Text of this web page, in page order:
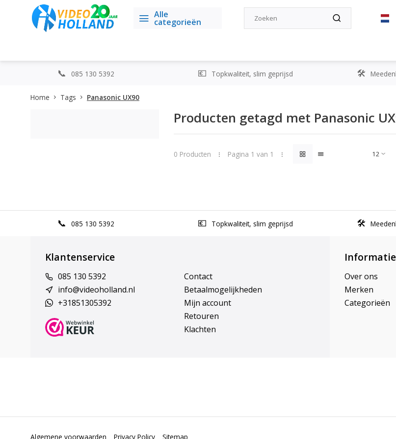
Alle
categorieën
085 130 5392 Topkwaliteit, slim geprijsd
Home Tags Panasonic UX90
Producten getagd met Panasonic
0 Producten Pagina 1 van 1
085 130 5392 Topkwaliteit, slim geprijsd
Klantenservice
085 130 5392
info@videoholland.nl
+31851305392
Contact
Betaalmogelijkheden
Mijn account
Retouren
Klachten
Informatie
Over ons
Merken
Categorieën
Algemene voorwaarden Privacy Policy Sitemap